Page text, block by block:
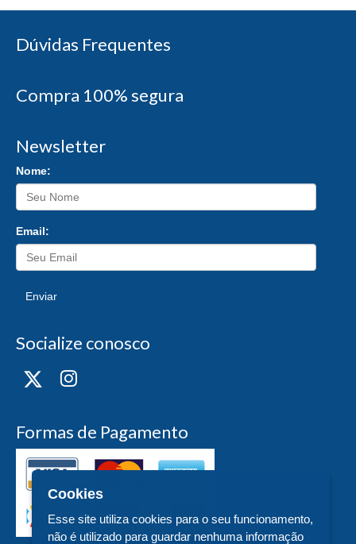
Dúvidas Frequentes
Compra 100% segura
Newsletter
Nome:
Email:
Enviar
Socialize conosco
Formas de Pagamento
Cookies
Esse site utiliza cookies para o seu funcionamento,
não é utilizado para guardar nenhuma informação